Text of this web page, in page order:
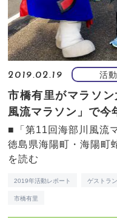
2019.02.19 活
市橋有里がマラソ
風流マラソン」で今
■「第11回海部川風流
徳島県海陽町・海陽
を読む
2019年活動レポート ゲストラ
市橋有里